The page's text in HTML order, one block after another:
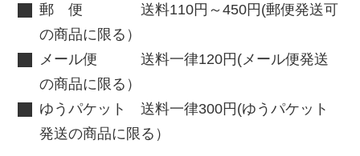
郵 便 送料110円～450円(郵便発送可
の商品に限る）
メール便 送料一律120円(メール便発送
の商品に限る）
ゆうパケット 送料一律300円(ゆうパケット
発送の商品に限る）